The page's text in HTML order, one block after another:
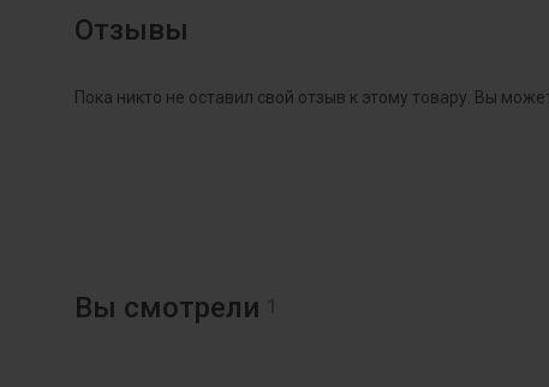
Отзывы
Пока никто не оставил свой отзыв к этому товару. Вы
Вы смотрели